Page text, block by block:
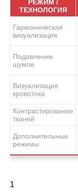
РЕЖИМ /
ТЕХНОЛОГИЯ
Гармоническая
визуализация
Подавление
шумов
Визуализация
кровотока
Контрастирование
тканей
Дополнительные
режимы
1